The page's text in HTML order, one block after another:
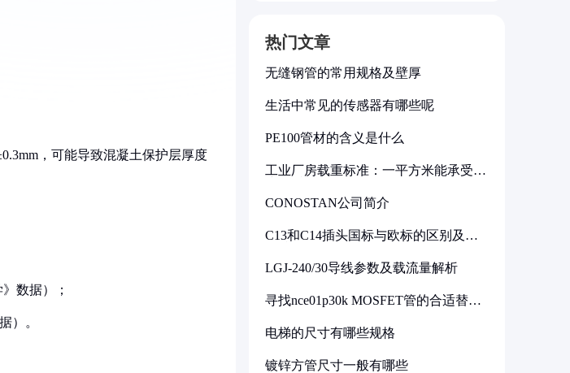
，可能导致混凝土保护层厚度
数据）；
）。
热门文章
无缝钢管的常用规格及壁厚
生活中常见的传感器有哪些呢
PE100管材的含义是什么
工业厂房载重标准：一平方米能承受多
CONOSTAN公司简介
C13和C14插头国标与欧标的区别及其
LGJ-240/30导线参数及载流量解析
寻找nce01p30k MOSFET管的合适替代
电梯的尺寸有哪些规格
镀锌方管尺寸一般有哪些